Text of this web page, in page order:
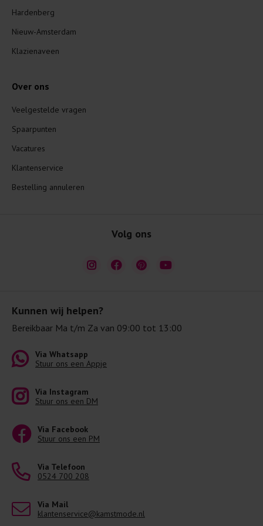
Kunnen wij helpen?
Bereikbaar Ma t/m Za van 09:00 tot 13:00
Via Whatsapp
Stuur ons een Appje
Via Instagram
Stuur ons een DM
Via Facebook
Stuur ons een PM
Via Telefoon
0524 700 208
Via Mail
klantenservice@kamstmode.nl
Hardenberg
Nieuw-Amsterdam
Klazienaveen
Over ons
Veelgestelde vragen
Spaarpunten
Vacatures
Klantenservice
Bestelling annuleren
Volg ons